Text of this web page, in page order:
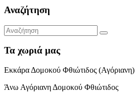
Αναζήτηση
Τα χωριά μας
Εκκάρα Δομοκού Φθιώτιδος (Αγόριανη)
Άνω Αγόριανη Δομοκού Φθιώτιδος